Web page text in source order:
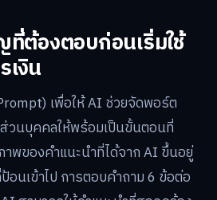
ต้องตอบก่อนเริ่มใช้
เงิน
เพื่อให้ AI ช่วยจัดพอร์ต
วนบุคคลให้พร้อมเป็นขั้นตอนที่
ของคำแนะนำที่ได้จาก AI ขึ้นอยู่
นเข้าไป การตอบคำถาม 6 ข้อต่อ